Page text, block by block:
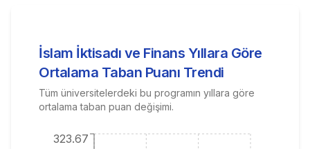
İslam İktisadı ve Finans Yıllara Göre
Ortalama Taban Puanı Trendi
Tüm üniversitelerdeki bu programın yıllara göre
ortalama taban puan değişimi.
323.67